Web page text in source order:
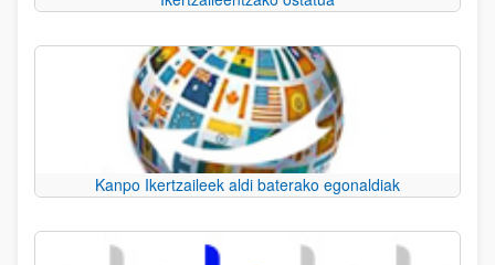
Kanpo Ikertzaileek aldi baterako egonaldiak